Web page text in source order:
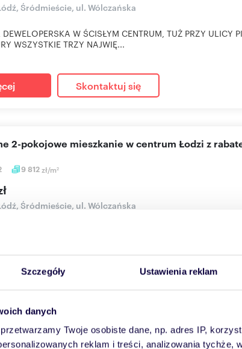
Szczegóły Ustawienia reklam
danych
przetwarzamy Twoje osobiste dane, np. adres IP,
reklam i treści, analizowania tychże,
Śródmieście, ul. Wólczańska
DEWELOPERSKA W ŚCISŁYM CENTRUM, TUŻ PRZY ULICY
WSZYSTKIE TRZY NAJWIĘ...
Skontaktuj się
9 812zł/m2
2-pokojowe mieszkanie w centrum Łodzi z
Śródmieście, ul. Wólczańska
DEWELOPERSKA W ŚCISŁYM CENTRUM, TUŻ PRZY
116 m² w zabytkowej kamienicy - centrum